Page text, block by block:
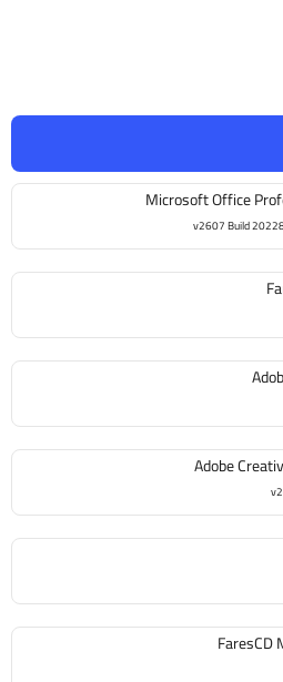
Microsoft Office
v2607 Build
Adobe